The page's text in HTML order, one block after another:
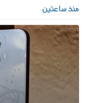
منذ ساعتين